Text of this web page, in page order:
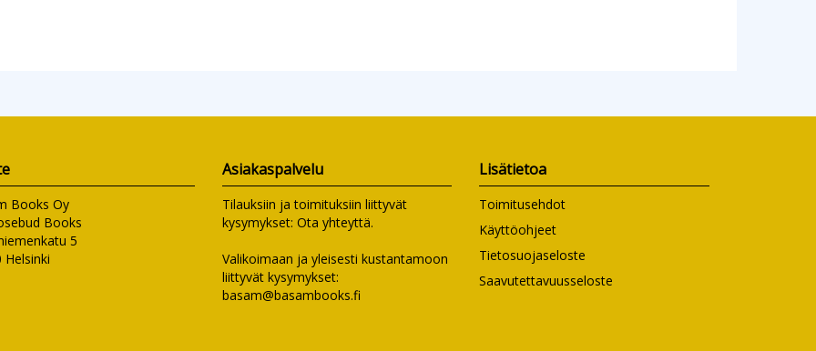
Books Oy
Books
5
Helsinki
Asiakaspalvelu
Tilauksiin ja toimituksiin liittyvät
kysymykset: Ota yhteyttä.
Valikoimaan ja yleisesti kustantamoon
liittyvät kysymykset:
basam@basambooks.fi
Lisätietoa
Toimitusehdot
Käyttöohjeet
Tietosuojaseloste
Saavutettavuusseloste